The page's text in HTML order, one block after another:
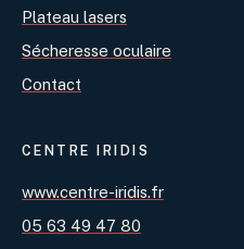
Plateau lasers
Sécheresse oculaire
Contact
CENTRE IRIDIS
www.centre-iridis.fr
05 63 49 47 80